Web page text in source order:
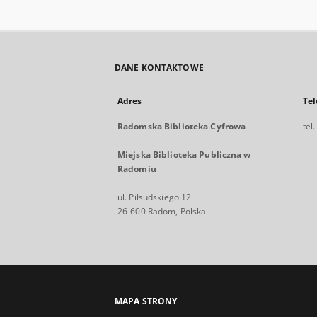
DANE KONTAKTOWE
Adres
Radomska Biblioteka Cyfrowa
Miejska Biblioteka Publiczna w
Radomiu
ul. Piłsudskiego 12
26-600 Radom, Polska
tel.
MAPA STRONY